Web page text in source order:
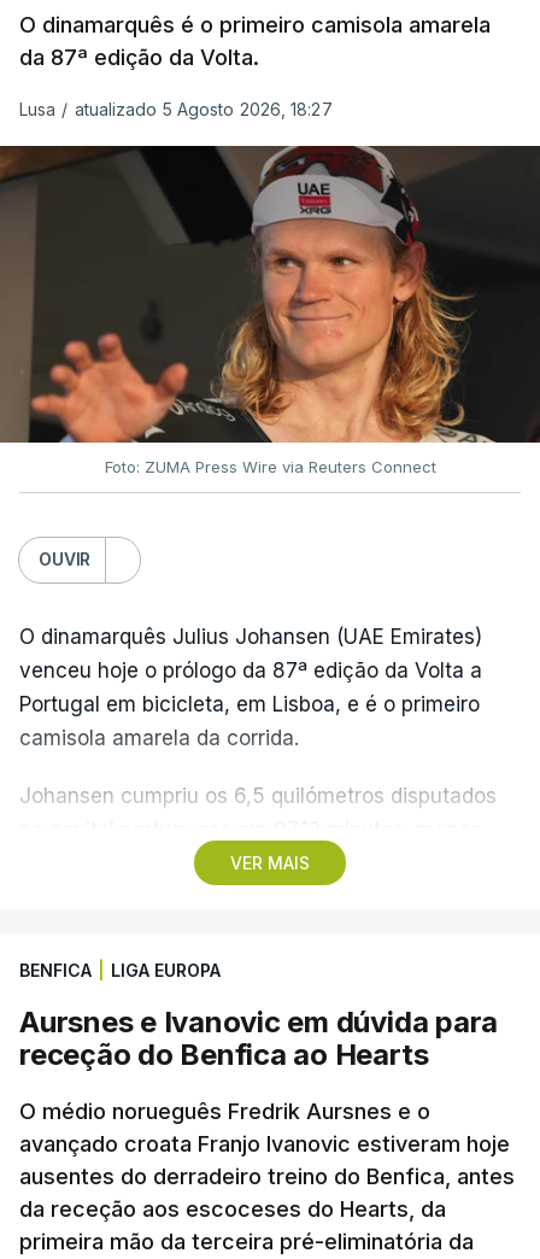
O dinamarquês é o primeiro camisola amarela
da 87ª edição da Volta.
Lusa / atualizado 5 Agosto 2026, 18:27
Foto: ZUMA Press Wire via Reuters Connect
OUVIR
VER MAIS
O dinamarquês Julius Johansen (UAE Emirates)
venceu hoje o prólogo da 87ª edição da Volta a
Portugal em bicicleta, em Lisboa, e é o primeiro
camisola amarela da corrida.
Johansen cumpriu os 6,5 quilómetros disputados
quatro segundos do que o companheiro de equipa
pista.
O vice-campeão português de contrarrelógio,
Rafael Reis, que procurava o oitavo triunfo em
mais rápido, a sete segundos, enquanto o italiano
Luca Giaimi (UAE Emirates) e o russo Artem Nych
(Anicolor-Campicarn), vencedor das últimas duas
edições da Volta, terminaram na quarta e quinta
BENFICA LIGA EUROPA
Aursnes e Ivanovic em dúvida para
receção do Benfica ao Hearts
O médio norueguês Fredrik Aursnes e o
avançado croata Franjo Ivanovic estiveram hoje
ausentes do derradeiro treino do Benfica, antes
da receção aos escoceses do Hearts, da
primeira mão da terceira pré-eliminatória da